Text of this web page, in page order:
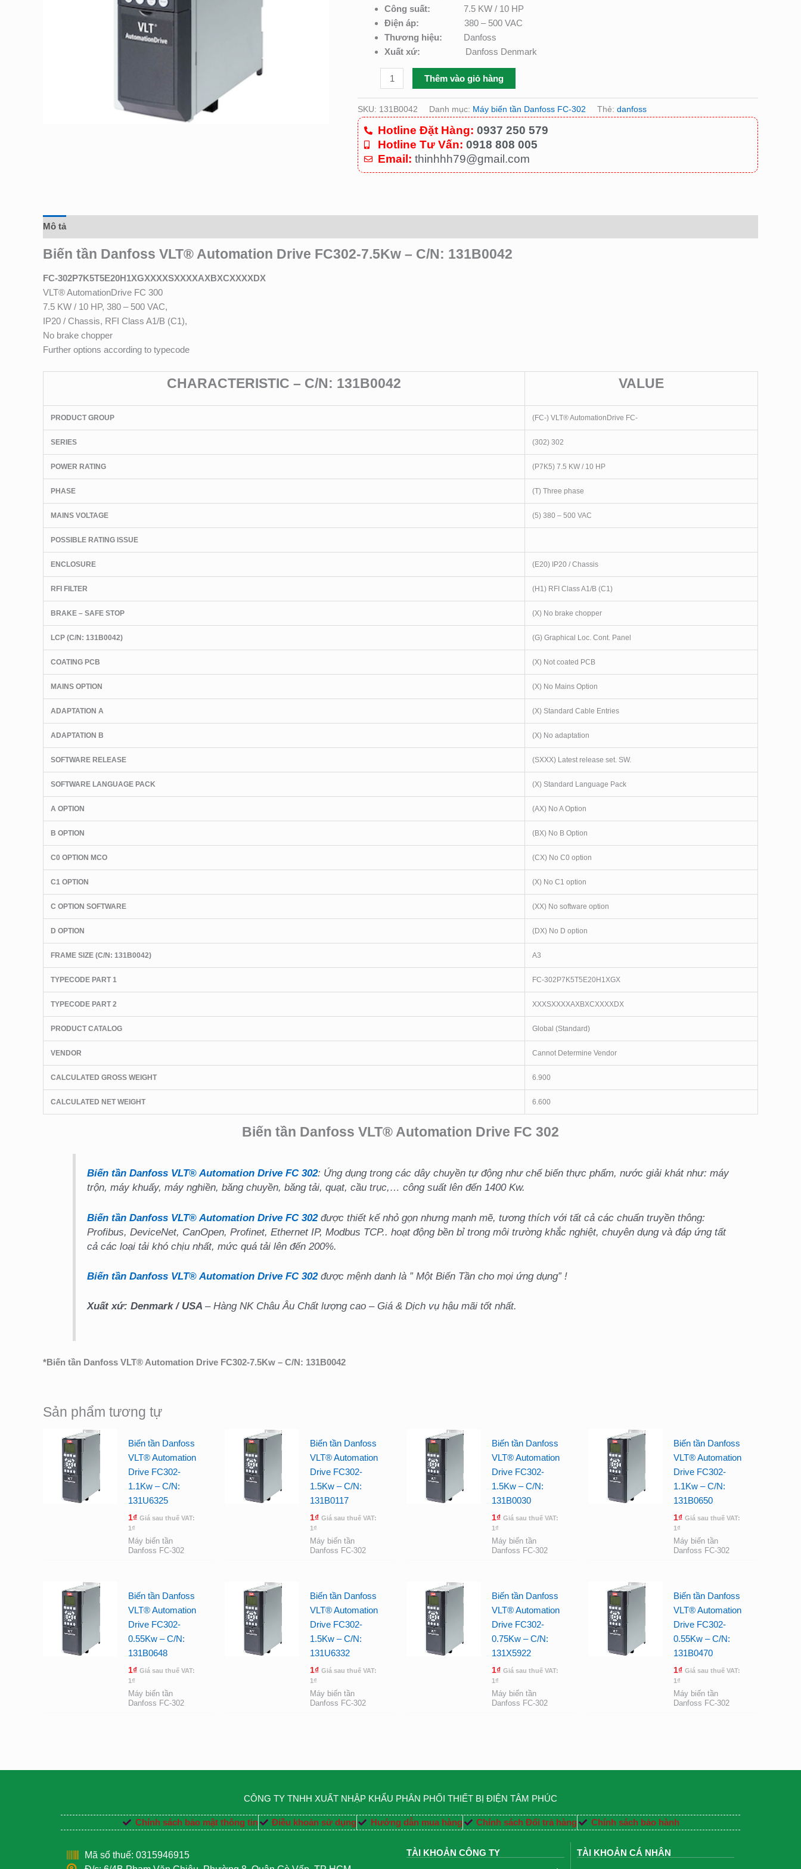
Công suất: 7.5 KW / 10 HP
Điện áp: 380 – 500 VAC
Thương hiệu: Danfoss
Xuất xứ: Danfoss Denmark
Thêm vào giỏ hàng
SKU: 131B0042 Danh mục: Máy biến tần Danfoss FC-302 Thẻ: danfoss
Hotline Đặt Hàng: 0937 250 579
Hotline Tư Vấn: 0918 808 005
Email: thinhhh79@gmail.com
Mô tả
Biến tần Danfoss VLT® Automation Drive FC302-7.5Kw – C/N: 131B0042
FC-302P7K5T5E20H1XGXXXXSXXXXAXBXCXXXXDX
VLT® AutomationDrive FC 300
7.5 KW / 10 HP, 380 – 500 VAC,
IP20 / Chassis, RFI Class A1/B (C1),
No brake chopper
Further options according to typecode
CHARACTERISTIC – C/N: 131B0042 VALUE
PRODUCT GROUP (FC-) VLT® AutomationDrive FC-
SERIES (302) 302
POWER RATING (P7K5) 7.5 KW / 10 HP
PHASE (T) Three phase
MAINS VOLTAGE (5) 380 – 500 VAC
POSSIBLE RATING ISSUE
ENCLOSURE (E20) IP20 / Chassis
RFI FILTER (H1) RFI Class A1/B (C1)
BRAKE – SAFE STOP (X) No brake chopper
LCP (C/N: 131B0042) (G) Graphical Loc. Cont. Panel
COATING PCB (X) Not coated PCB
MAINS OPTION (X) No Mains Option
ADAPTATION A (X) Standard Cable Entries
ADAPTATION B (X) No adaptation
SOFTWARE RELEASE (SXXX) Latest release set. SW.
SOFTWARE LANGUAGE PACK (X) Standard Language Pack
A OPTION (AX) No A Option
B OPTION (BX) No B Option
C0 OPTION MCO (CX) No C0 option
C1 OPTION (X) No C1 option
C OPTION SOFTWARE (XX) No software option
D OPTION (DX) No D option
FRAME SIZE (C/N: 131B0042) A3
TYPECODE PART 1 FC-302P7K5T5E20H1XGX
TYPECODE PART 2 XXXSXXXXAXBXCXXXXDX
PRODUCT CATALOG Global (Standard)
VENDOR Cannot Determine Vendor
CALCULATED GROSS WEIGHT 6.900
CALCULATED NET WEIGHT 6.600
Biến tần Danfoss VLT® Automation Drive FC 302
Biến tần Danfoss VLT® Automation Drive FC 302: Ứng dụng trong các dây chuyền tự động như chế biến thực phẩm, nước giải khát như: máy
trộn, máy khuấy, máy nghiền, băng chuyền, băng tải, quạt, cầu trục,… công suất lên đến 1400 Kw.
Biến tần Danfoss VLT® Automation Drive FC 302được thiết kế nhỏ gọn nhưng mạnh mẽ, tương thích với tất cả các chuẩn truyền thông:
Profibus, DeviceNet, CanOpen, Profinet, Ethernet IP, Modbus TCP.. hoạt động bền bỉ trong môi trường khắc nghiệt, chuyên dụng và đáp ứng tất
cả các loại tải khó chịu nhất, mức quá tải lên đến 200%.
Biến tần Danfoss VLT® Automation Drive FC 302được mệnh danh là ” Một Biến Tần cho mọi ứng dụng” !
Xuất xứ: Denmark / USA– Hàng NK Châu Âu Chất lượng cao – Giá & Dịch vụ hậu mãi tốt nhất.
*Biến tần Danfoss VLT® Automation Drive FC302-7.5Kw – C/N: 131B0042
Sản phẩm tương tự
Biến tần Danfoss
VLT® Automation
Drive FC302-
1.1Kw – C/N:
131U6325
1₫ Giá sau thuế VAT:
1 ₫
Máy biến tần
Danfoss FC-302
Biến tần Danfoss
VLT® Automation
Drive FC302-
1.5Kw – C/N:
131B0117
1₫ Giá sau thuế VAT:
1 ₫
Máy biến tần
Danfoss FC-302
Biến tần Danfoss
VLT® Automation
Drive FC302-
1.5Kw – C/N:
131B0030
1₫ Giá sau thuế VAT:
1 ₫
Máy biến tần
Danfoss FC-302
Biến tần Danfoss
VLT® Automation
Drive FC302-
1.1Kw – C/N:
131B0650
1₫ Giá sau thuế VAT:
1 ₫
Máy biến tần
Danfoss FC-302
Biến tần Danfoss
VLT® Automation
Drive FC302-
0.55Kw – C/N:
131B0648
1₫ Giá sau thuế VAT:
1 ₫
Máy biến tần
Danfoss FC-302
Biến tần Danfoss
VLT® Automation
Drive FC302-
1.5Kw – C/N:
131U6332
1₫ Giá sau thuế VAT:
1 ₫
Máy biến tần
Danfoss FC-302
Biến tần Danfoss
VLT® Automation
Drive FC302-
0.75Kw – C/N:
131X5922
1₫ Giá sau thuế VAT:
1 ₫
Máy biến tần
Danfoss FC-302
Biến tần Danfoss
VLT® Automation
Drive FC302-
0.55Kw – C/N:
131B0470
1₫ Giá sau thuế VAT:
1 ₫
Máy biến tần
Danfoss FC-302
CÔNG TY TNHH XUẤT NHẬP KHẨU PHÂN PHỐI THIẾT BỊ ĐIỆN TÂM PHÚC
Chính sách bảo mật thông tin Điều khoản sử dụng Hướng dẫn mua hàng Chính sách Đổi trả hàng Chính sách bảo hành
Mã số thuế: 0315946915
TÀI KHOẢN CÔNG TY TÀI KHOẢN CÁ NHÂN